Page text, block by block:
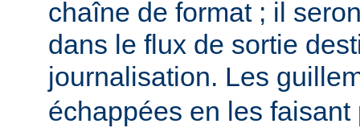
chaîne de format ; il
dans le flux de sortie
journalisation. Les
échappées en les